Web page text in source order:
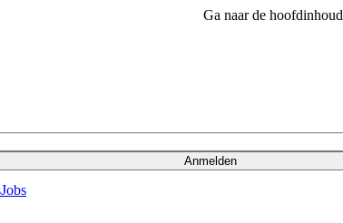
Ga naar de hoofdinhoud
Anmelden
Jobs